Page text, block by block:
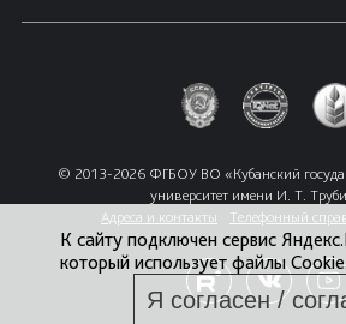
© 2013-2026 ФГБОУ ВО «Кубанский
университет имени И. Т.
Адреса и контакты
Телефонный
К сайту подключен сервис
который использует файлы Cookie.
Я согласен /